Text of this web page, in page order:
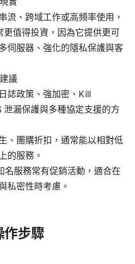
流、跨域工作或高頻率使用，
更值得投資，因為它提供更可
伺服器、強化的隱私保護與客
議
誌政策、強加密、Kill
漏保護與多種協定支援的方
、團購折扣，通常能以相對低
的服務。
名服務常有促銷活動，適合在
私密性時考慮。
作步驟